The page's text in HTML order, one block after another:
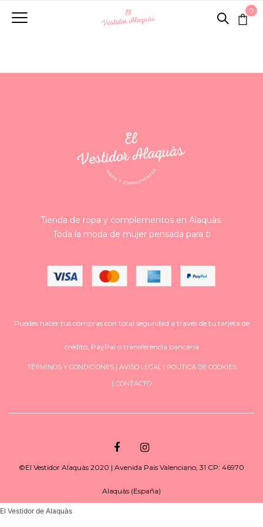
0
Tienda de ropa y complementos en Alaquàs.
Toda la moda de mujer pensada para ti
Puedes hacer tus compras con total seguridad a través de tu tarjeta de
crédito, PayPal o transferencia bancaria
TÉRMINOS Y CONDICIONES| AVISO LEGAL| POLÍTICA DE COOKIES
| CONTACTO
©El Vestidor Alaquàs 2020 | Avenida Pais Valenciano, 31 CP: 46970
Alaquàs (España)
El Vestidor de Alaquàs